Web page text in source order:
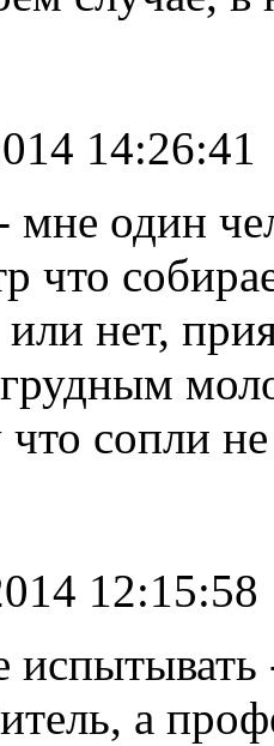
14:26:41
мне один
что
нет,
что сопли
12:15:58
а